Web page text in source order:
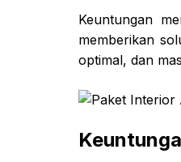
Keuntungan
memberikan
optimal, dan